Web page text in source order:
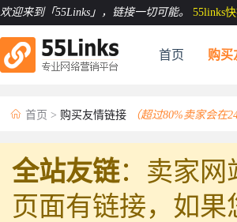
欢迎来到「55Links」 ，链接一切可能。 55links
首页 购买
 首页 > 购买友情链接 （超过80%卖家会在
全站友链：卖家网
页面有链接，如